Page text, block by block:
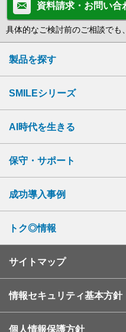
資料請求・お問い合
具体的なご検討前のご相談でも
製品を探す
SMILEシリーズ
AI時代を生きる
保守・サポート
成功導入事例
トク◎情報
サイトマップ
情報セキュリティ基本方針
個人情報保護方針